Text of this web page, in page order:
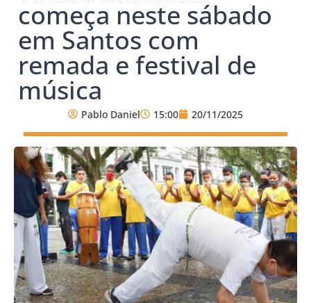
começa neste sábado
em Santos com
remada e festival de
música
Pablo Daniel 15:00 20/11/2025